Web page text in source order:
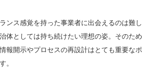
ンス感覚を持った事業者に出会えるのは難し
体としては持ち続けたい理想の姿。そのため
報開示やプロセスの再設計はとても重要なポ
。